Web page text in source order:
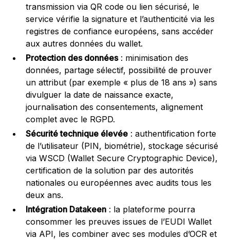
transmission via QR code ou lien sécurisé, le
service vérifie la signature et l’authenticité via les
registres de confiance européens, sans accéder
aux autres données du wallet.
Protection des données: minimisation des
données, partage sélectif, possibilité de prouver
un attribut (par exemple « plus de 18 ans ») sans
divulguer la date de naissance exacte,
journalisation des consentements, alignement
complet avec le RGPD.
Sécurité technique élevée : authentification forte
de l’utilisateur (PIN, biométrie), stockage sécurisé
via WSCD (Wallet Secure Cryptographic Device),
certification de la solution par des autorités
nationales ou européennes avec audits tous les
deux ans.
Intégration Datakeen : la plateforme pourra
consommer les preuves issues de l’EUDI Wallet
via API, les combiner avec ses modules d’OCR et